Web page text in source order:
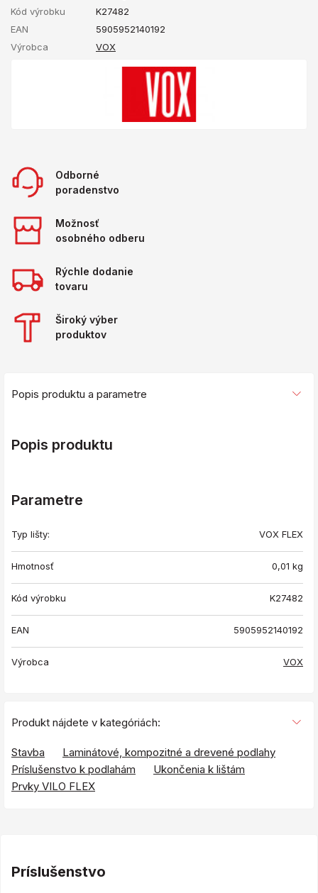
Kód výrobku
K27482
EAN
5905952140192
Výrobca
VOX
Odborné
poradenstvo
Možnosť
osobného odberu
Rýchle dodanie
tovaru
Široký výber
produktov
Popis produktu a parametre
Popis produktu
Parametre
Typ lišty: VOX FLEX
Hmotnosť 0,01 kg
Kód výrobku K27482
EAN 5905952140192
Výrobca VOX
Produkt nájdete v kategóriách:
Stavba
Laminátové, kompozitné a drevené podlahy
Príslušenstvo k podlahám
Ukončenia k lištám
Prvky VILO FLEX
Príslušenstvo